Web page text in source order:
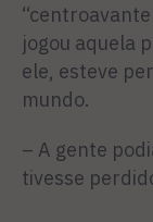
jogou aquela
ele, esteve
mundo.
– A gente
tivesse